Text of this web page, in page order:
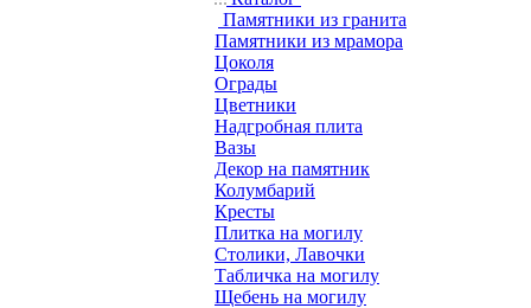
Памятники из гранита
Памятники из мрамора
Цоколя
Ограды
Цветники
Надгробная плита
Вазы
Декор на памятник
Колумбарий
Кресты
Плитка на могилу
Столики, Лавочки
Табличка на могилу
Щебень на могилу